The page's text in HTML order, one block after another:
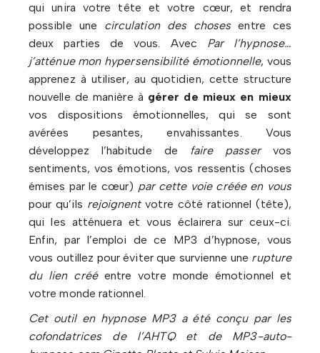
qui unira votre tête et votre cœur, et rendra
possible une circulation des chosesentre ces
deux parties de vous. Avec Par l’hypnose…
j’atténue mon hypersensibilité émotionnelle, vous
apprenez à utiliser, au quotidien, cette structure
nouvelle de manière à gérer de mieux en mieux
vos dispositions émotionnelles, qui se sont
avérées pesantes, envahissantes. Vous
développez l’habitude de faire passervos
sentiments, vos émotions, vos ressentis (choses
émises par le cœur) par cette voie créée en vous
pour qu’ils rejoignentvotre côté rationnel (tête),
qui les atténuera et vous éclairera sur ceux-ci.
Enfin, par l’emploi de ce MP3 d’hypnose, vous
vous outillez pour éviter que survienne une rupture
du lien crééentre votre monde émotionnel et
votre monde rationnel.
Cet outil en hypnose MP3 a été conçu par les
cofondatrices de l’AHTQ et de MP3-auto-